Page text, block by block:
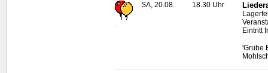
.
SA, 20.08. 18.30 Uhr
Eintritt
'Grube